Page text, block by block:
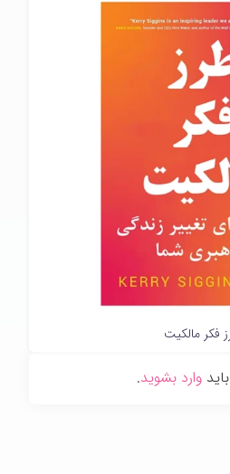
فکر مالکیت
وارد بشوید.